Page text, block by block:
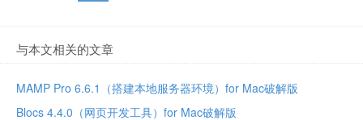
与本文相关的文章
MAMP Pro 6.6.1（搭建本地服务器环境）for Mac破解版
Blocs 4.4.0（网页开发工具）for Mac破解版